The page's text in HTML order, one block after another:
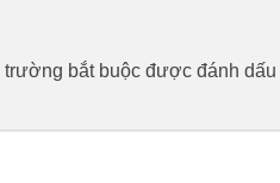
trường bắt buộc được đánh dấu